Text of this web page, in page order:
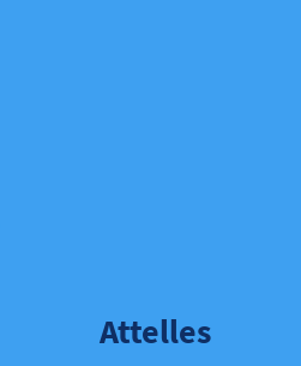
Attelles